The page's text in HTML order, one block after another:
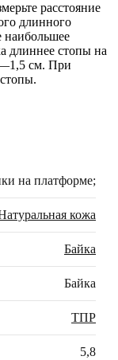
расстояние
длинного
наибольшее
длиннее стопы на
см. При
на платформе;
кожа
Байка
Байка
ТПР
5,8